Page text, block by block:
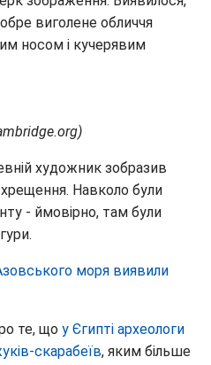
виголене обличчя
носом і кучерявим
художник зобразив
Навколо були
- ймовірно, там були
моря виявили
те, що у Єгипті археологи
скарабеїв, яким більше